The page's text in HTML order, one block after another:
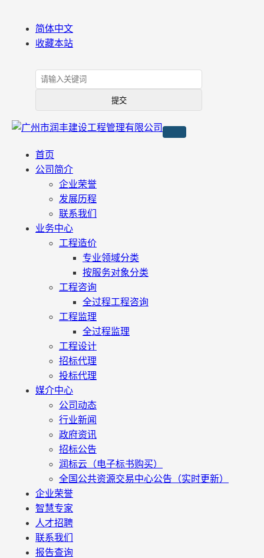
简体中文
收藏本站
首页
公司简介
企业荣誉
发展历程
联系我们
业务中心
工程造价
专业领域分类
按服务对象分类
工程咨询
全过程工程咨询
工程监理
全过程监理
工程设计
招标代理
投标代理
媒介中心
公司动态
行业新闻
政府资讯
招标公告
润标云（电子标书购买）
全国公共资源交易中心公告（实时更新）
企业荣誉
智慧专家
人才招聘
联系我们
报告查询